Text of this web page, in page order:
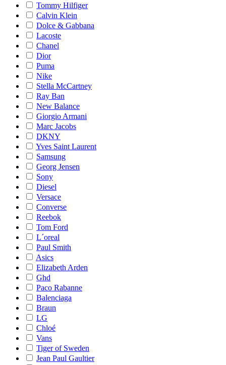
Tommy Hilfiger
Calvin Klein
Dolce & Gabbana
Lacoste
Chanel
Dior
Puma
Nike
Stella McCartney
Ray Ban
New Balance
Giorgio Armani
Marc Jacobs
DKNY
Yves Saint Laurent
Samsung
Georg Jensen
Sony
Diesel
Versace
Converse
Reebok
Tom Ford
L´oreal
Paul Smith
Asics
Elizabeth Arden
Ghd
Paco Rabanne
Balenciaga
Braun
LG
Chloé
Vans
Tiger of Sweden
Jean Paul Gaultier